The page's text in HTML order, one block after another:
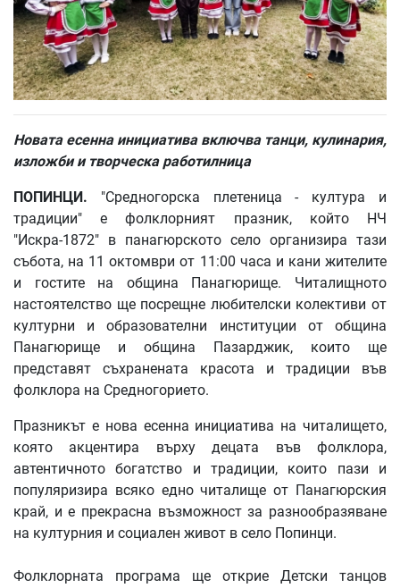
Новата есенна инициатива включва танци, кулинария,
изложби и творческа работилница
ПОПИНЦИ. "Средногорска плетеница - култура и
традиции" е фолклорният празник, който НЧ
"Искра-1872" в панагюрското село организира тази
събота, на 11 октомври от 11:00 часа и кани жителите
и гостите на община Панагюрище. Читалищното
настоятелство ще посрещне любителски колективи от
културни и образователни институции от община
Панагюрище и община Пазарджик, които ще
представят съхранената красота и традиции във
фолклора на Средногорието.
Празникът е нова есенна инициатива на читалището,
която акцентира върху децата във фолклора,
автентичното богатство и традиции, които пази и
популяризира всяко едно читалище от Панагюрския
край, и е прекрасна възможност за разнообразяване
на културния и социален живот в село Попинци.
Фолклорната програма ще открие Детски танцов